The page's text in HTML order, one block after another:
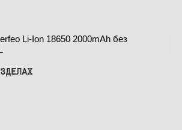
Li-Ion 18650 2000mAh без